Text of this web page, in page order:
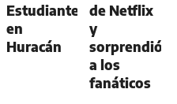
Estudiantes
en
Huracán
de Netflix
y
sorprendió
a los
fanáticos